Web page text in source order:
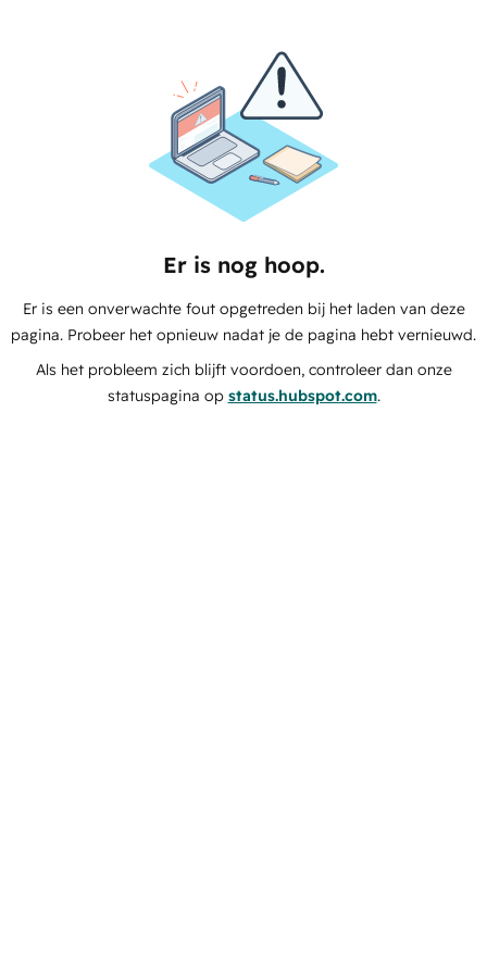
Er is nog hoop.
Er is een onverwachte fout opgetreden bij het laden van deze
pagina. Probeer het opnieuw nadat je de pagina hebt vernieuwd.
Als het probleem zich blijft voordoen, controleer dan onze
statuspagina op status.hubspot.com.